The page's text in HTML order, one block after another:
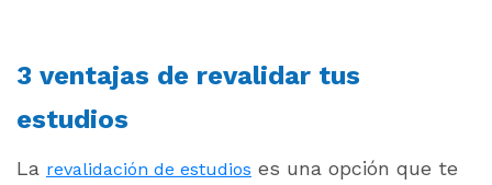
3 ventajas de revalidar tus
estudios
La revalidación de estudios es una opción que te